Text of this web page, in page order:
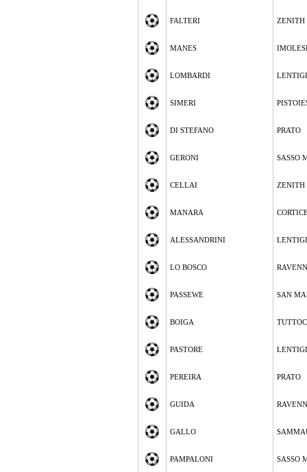
FALTERI ZENITH
MANES
LOMBARDI
SIMERI
DI STEFANO PRATO
GERONI SASSO
CELLAI ZENITH
MANARA
ALESSANDRINI
LO BOSCO
PASSEWE SAN
BOIGA
PASTORE
PEREIRA PRATO
GUIDA
GALLO
PAMPALONI SASSO